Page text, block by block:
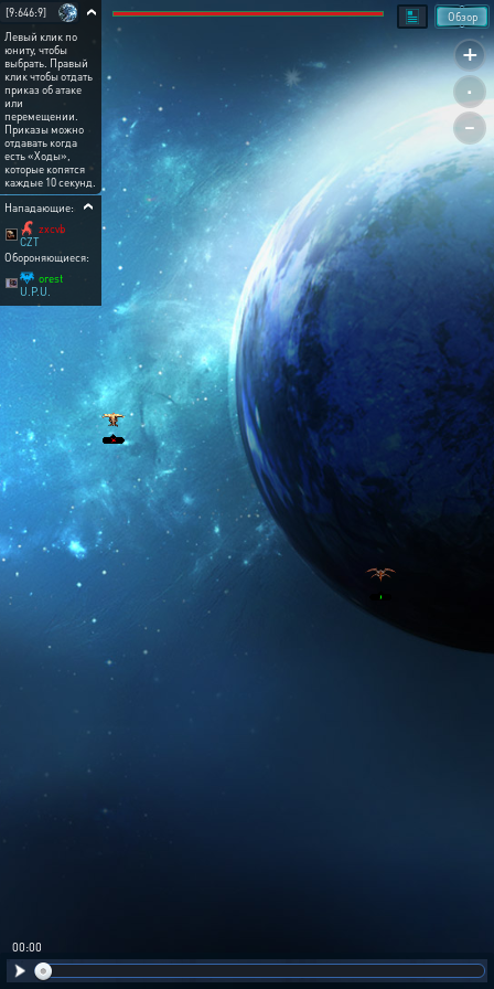
+
.
-
Обзор
[9:646:9]
Левый клик по
юниту, чтобы
выбрать. Правый
клик чтобы отдать
приказ об атаке
или
перемещении.
Приказы можно
отдавать когда
есть «Ходы»,
которые копятся
каждые 10 секунд.
Нападающие:
zxcvb
CZT
Обороняющиеся:
orest
U.P.U.
00:01